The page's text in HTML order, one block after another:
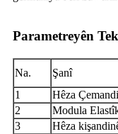
Parametreyên
Na. Şanî
1
Hêza
2
Modula
3
Hêza